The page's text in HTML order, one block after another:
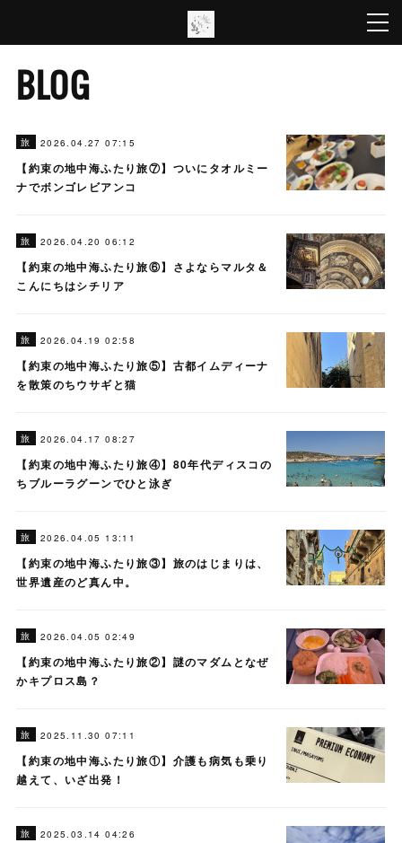
BLOG
旅 2026.04.27 07:15
【約束の地中海ふたり旅⑦】ついにタオルミー
ナでボンゴレビアンコ
旅 2026.04.20 06:12
【約束の地中海ふたり旅⑥】さよならマルタ＆
こんにちはシチリア
旅 2026.04.19 02:58
【約束の地中海ふたり旅⑤】古都イムディーナ
を散策のちウサギと猫
旅 2026.04.17 08:27
【約束の地中海ふたり旅④】80年代ディスコの
ちブルーラグーンでひと泳ぎ
旅 2026.04.05 13:11
【約束の地中海ふたり旅③】旅のはじまりは、
世界遺産のど真ん中。
旅 2026.04.05 02:49
【約束の地中海ふたり旅②】謎のマダムとなぜ
かキプロス島？
旅 2025.11.30 07:11
【約束の地中海ふたり旅①】介護も病気も乗り
越えて、いざ出発！
旅 2025.03.14 04:26